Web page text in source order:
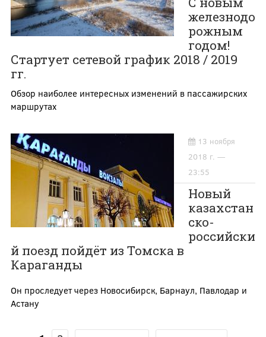
железнодо
рожным
годом!
Стартует сетевой график 2018 / 2019
гг.
Обзор наиболее интересных изменений в пассажирских
маршрутах
13 ноября
2018 г. —
23:55
Новый
казахстан
ско-
российски
й поезд пойдёт из Томска в
Караганды
Он проследует через Новосибирск, Барнаул, Павлодар и
Астану